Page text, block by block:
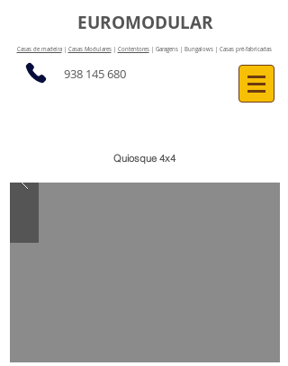
EUROMODULAR
Casas de madeira| Casas Modulares| Contentores| Garagens | Bungalows | Casas pré-fabricadas
938 145 680
Quiosque 4x4